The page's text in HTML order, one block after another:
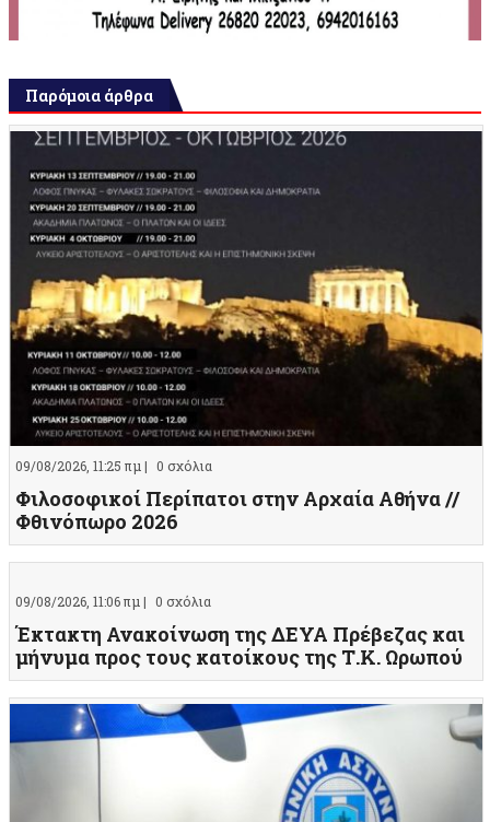
Παρόμοια άρθρα
09/08/2026, 11:25 πμ | 0 σχόλια
Φιλοσοφικοί Περίπατοι στην Αρχαία Αθήνα //
Φθινόπωρο 2026
09/08/2026, 11:06 πμ | 0 σχόλια
Έκτακτη Ανακοίνωση της ΔΕΥΑ Πρέβεζας και
μήνυμα προς τους κατοίκους της Τ.Κ. Ωρωπού